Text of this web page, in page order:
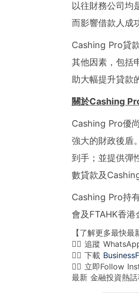
以往財務公司均
而影響借款人成
Cashing Pro貸
其他因素，包括
助大幅提升貸款
關於Cashing
Cashing Pro優
強大的財政後盾
到手；並提供彈
數貸款及
Cashing Pro持
會及FTAHK香港
【了解更多最快最
👉🏻 追蹤
👉🏻 下載
👉🏻 立即Follow
最新 金融投資熱